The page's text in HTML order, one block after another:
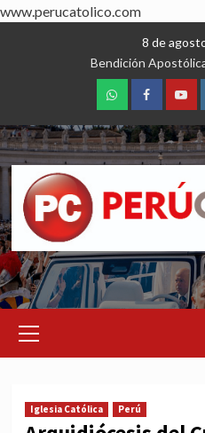
www.perucatolico.com
8 de
Bendición
WhatsAppFacebook
Menu
Iglesia Católica Perú